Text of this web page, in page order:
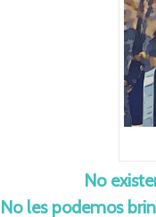
No
No les podemos